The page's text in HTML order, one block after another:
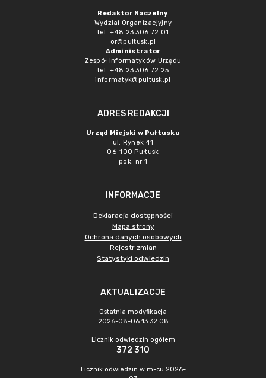
Redaktor Naczelny
Wydział Organizacjyjny
tel. +48 23 306 72 01
or@pultusk.pl
Administrator
Zespół Informatyków Urzędu
tel. +48 23 306 72 25
informatyk@pultusk.pl
ADRES REDAKCJI
Urząd Miejski w Pułtusku
ul. Rynek 41
06-100 Pułtusk
pok. nr 1
INFORMACJE
Deklaracja dostępności
Mapa strony
Ochrona danych osobowych
Rejestr zmian
Statystyki odwiedzin
AKTUALIZACJE
Ostatnia modyfikacja
2026-08-06 13:32:08
Licznik odwiedzin ogółem
372 310
Licznik odwiedzin w m-cu 2026-